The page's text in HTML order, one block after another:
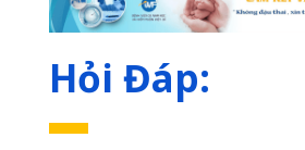
Hỏi Đáp: